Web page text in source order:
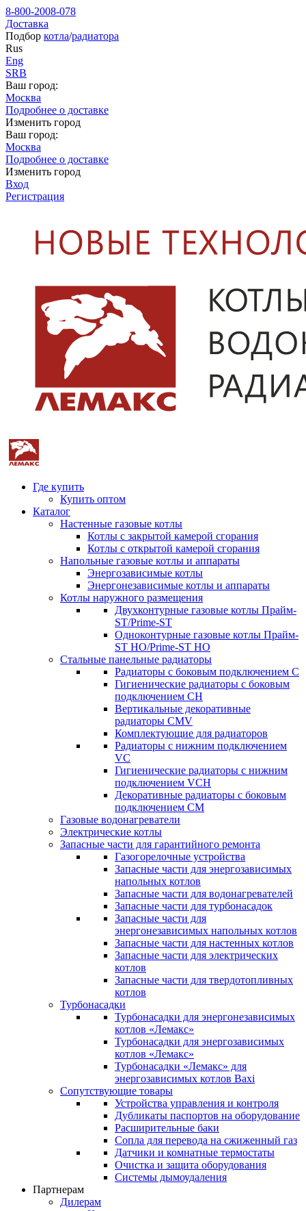
8-800-2008-078
Доставка
Подбор котла/радиатора
Rus
Eng
SRB
Ваш город:
Москва
Подробнее о доставке
Изменить город
Ваш город:
Москва
Подробнее о доставке
Изменить город
Вход
Регистрация
Где купить
Купить оптом
Каталог
Настенные газовые котлы
Котлы с закрытой камерой сгорания
Котлы с открытой камерой сгорания
Напольные газовые котлы и аппараты
Энергозависимые котлы
Энергонезависимые котлы и аппараты
Котлы наружного размещения
Двухконтурные газовые котлы Прайм-
ST/Prime-ST
Одноконтурные газовые котлы Прайм-
ST HO/Prime-ST HO
Стальные панельные радиаторы
Радиаторы c боковым подключением C
Гигиенические радиаторы c боковым
подключением CH
Вертикальные декоративные
радиаторы CMV
Комплектующие для радиаторов
Радиаторы c нижним подключением
VC
Гигиенические радиаторы c нижним
подключением VCH
Декоративные радиаторы с боковым
подключением CM
Газовые водонагреватели
Электрические котлы
Запасные части для гарантийного ремонта
Газогорелочные устройства
Запасные части для энергозависимых
напольных котлов
Запасные части для водонагревателей
Запасные части для турбонасадок
Запасные части для
энергонезависимых напольных котлов
Запасные части для настенных котлов
Запасные части для электрических
котлов
Запасные части для твердотопливных
котлов
Турбонасадки
Турбонасадки для энергонезависимых
котлов «Лемакс»
Турбонасадки для энергозависимых
котлов «Лемакс»
Турбонасадки «Лемакс» для
энергозависимых котлов Baxi
Сопутствующие товары
Устройства управления и контроля
Дубликаты паспортов на оборудование
Расширительные баки
Сопла для перевода на сжиженный газ
Датчики и комнатные термостаты
Очистка и защита оборудования
Системы дымоудаления
Партнерам
Дилерам